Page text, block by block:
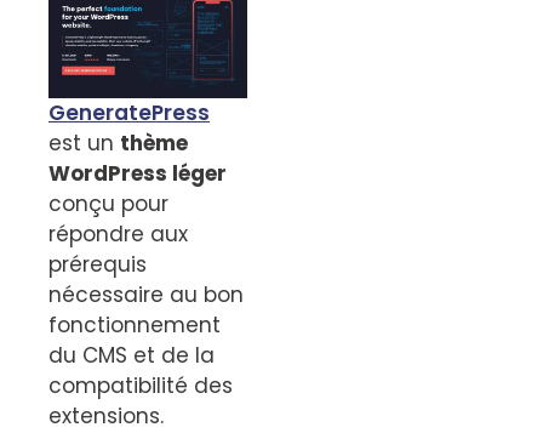
GeneratePress
est un thème
WordPress léger
conçu pour
répondre aux
prérequis
nécessaire au bon
fonctionnement
du CMS et de la
compatibilité des
extensions.